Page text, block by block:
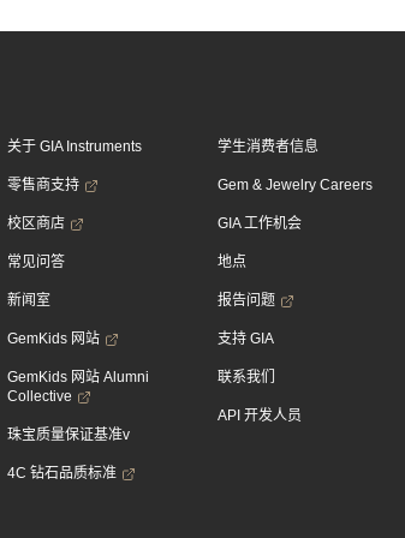
关于 GIA Instruments
零售商支持
校区商店
常见问答
新闻室
GemKids 网站
GemKids 网站 Alumni
Collective
珠宝质量保证基准v
4C 钻石品质标准
学生消费者信息
Gem & Jewelry Careers
GIA 工作机会
地点
报告问题
支持 GIA
联系我们
API 开发人员